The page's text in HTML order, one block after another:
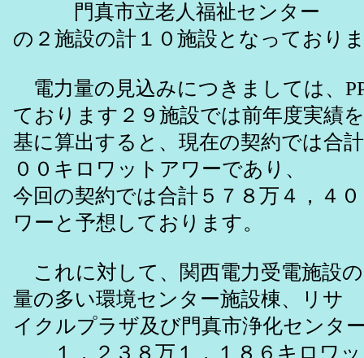
門真市立老人福祉センター
の２施設の計１０施設となっており
電力量の見込みにつきましては、
ております２９施設では前年度実績を
基に算出すると、現在の契約では合
００キロワットアワーであり、
今回の契約では合計５７８万４，４
ワーと予想しております。
これに対して、関西電力受電施設
量の多い環境センター施設棟、リサ
イクルプラザ及び門真市浄化センタ
１，２３８万１，１８６キロワッ